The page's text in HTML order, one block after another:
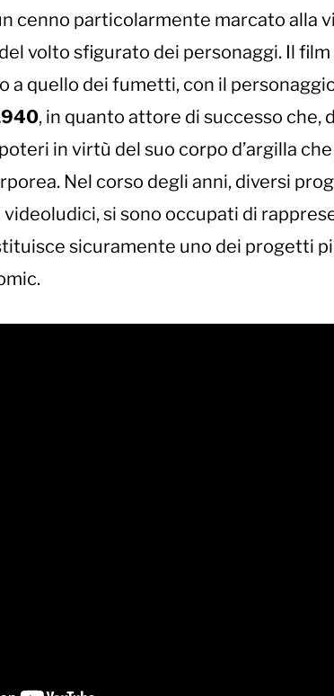
cenno particolarmente marcato alla
volto sfigurato dei personaggi. Il
a quello dei fumetti, con il
, in quanto attore di successo che,
in virtù del suo corpo d’argilla
Nel corso degli anni, diversi
si sono occupati di
sicuramente uno dei progetti